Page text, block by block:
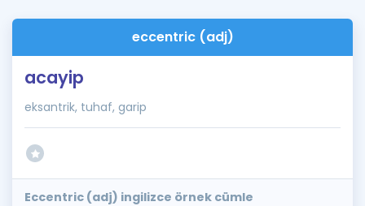
eccentric (adj)
acayip
eksantrik, tuhaf, garip
Eccentric (adj) ingilizce örnek cümle